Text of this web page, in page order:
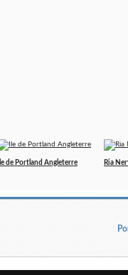
Ile de Portland Angleterre Ria